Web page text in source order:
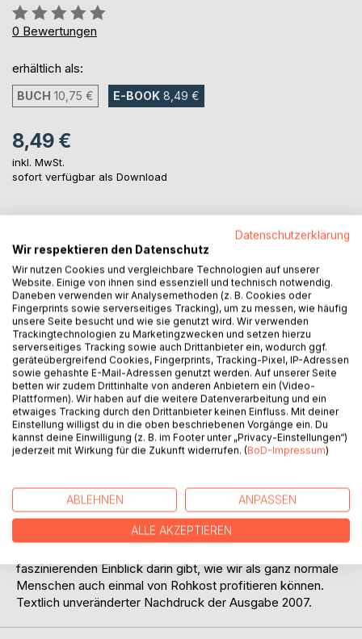
Bewertung::
0%
0 Bewertungen
erhältlich als:
BUCH 10,75 € E-BOOK 8,49 €
8,49 €
inkl. MwSt.
sofort verfügbar als Download
Auf die Merkliste
Titel bewerten
BESCHREIBUNG
(Darmentleerung)? Da bietet sich die Rohkost an. Das
Buch enthält neben einer reichen Auswahl an Rezepten
eine Einführung in "Was ist Rohkost", eine Diskussion
faszinierenden Einblick darin gibt, wie wir als ganz normale
Menschen auch einmal von Rohkost profitieren können.
Textlich unveränderter Nachdruck der Ausgabe 2007.
Datenschutzerklärung
Wir respektieren den Datenschutz
Wir nutzen Cookies und vergleichbare Technologien auf unserer
Website. Einige von ihnen sind essenziell und technisch notwendig.
Daneben verwenden wir Analysemethoden (z. B. Cookies oder
Fingerprints sowie serverseitiges Tracking), um zu messen, wie häufig
unsere Seite besucht und wie sie genutzt wird. Wir verwenden
Trackingtechnologien zu Marketingzwecken und setzen hierzu
serverseitiges Tracking sowie auch Drittanbieter ein, wodurch ggf.
geräteübergreifend Cookies, Fingerprints, Tracking-Pixel, IP-Adressen
sowie gehashte E-Mail-Adressen genutzt werden. Auf unserer Seite
betten wir zudem Drittinhalte von anderen Anbietern ein (Video-
Plattformen). Wir haben auf die weitere Datenverarbeitung und ein
etwaiges Tracking durch den Drittanbieter keinen Einfluss. Mit deiner
Einstellung willigst du in die oben beschriebenen Vorgänge ein. Du
kannst deine Einwilligung (z. B. im Footer unter „Privacy-Einstellungen“)
jederzeit mit Wirkung für die Zukunft widerrufen. (BoD-Impressum)
ABLEHNEN ANPASSEN
ALLE AKZEPTIEREN